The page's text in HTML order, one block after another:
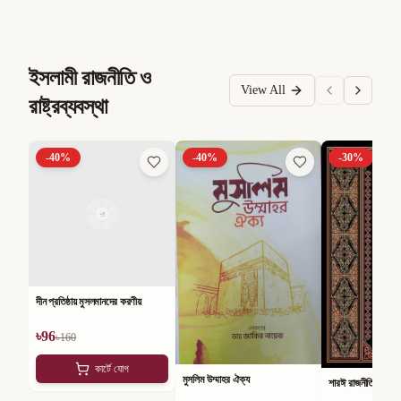
ইসলামী রাজনীতি ও
রাষ্ট্রব্যবস্থা
View All
-40%
দীন প্রতিষ্ঠায় মুসলমানদের করণীয়
৳96৳160
কার্টে যোগ
-40%
মুসলিম উম্মাহর ঐক্য
-30%
শারঈ রাজনীতি